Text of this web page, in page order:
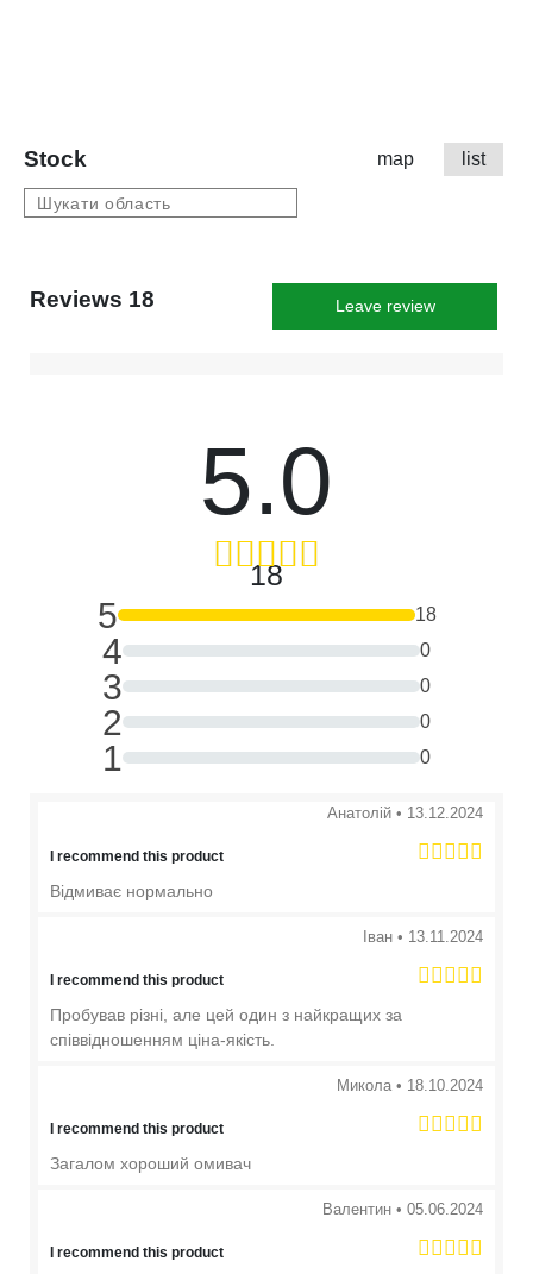
Stock map list
Reviews 18 Leave review
5.0
18
5 18
4 0
3 0
2 0
1 0
Анатолій • 13.12.2024
I recommend this product
Відмиває нормально
Іван • 13.11.2024
I recommend this product
Пробував різні, але цей один з найкращих за
співвідношенням ціна-якість.
Микола • 18.10.2024
I recommend this product
Загалом хороший омивач
Валентин • 05.06.2024
I recommend this product